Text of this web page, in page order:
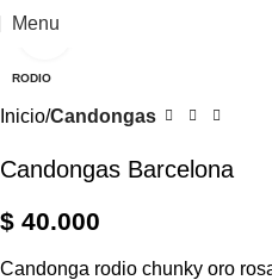
Menu
RODIO
Inicio Candongas
Candongas Barcelona
$ 40.000
Candonga rodio chunky oro